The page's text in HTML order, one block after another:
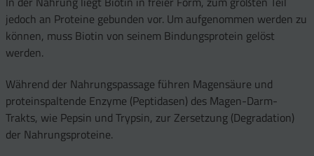
jedoch an Proteine gebunden vor. Um aufgenommen werden zu
können, muss Biotin von seinem Bindungsprotein gelöst
werden.
Während der Nahrungspassage führen Magensäure und
proteinspaltende Enzyme (Peptidasen) des Magen-Darm-
Trakts, wie Pepsin und Trypsin, zur Zersetzung (Degradation)
der Nahrungsproteine.